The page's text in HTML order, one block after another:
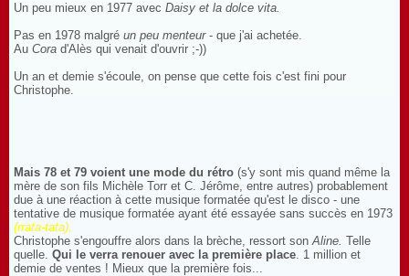
Un peu mieux en 1977 avec Daisy et la dolce vita.
Pas en 1978 malgré un peu menteur- que j'ai achetée.
Au Cora d'Alès qui venait d'ouvrir ;-))
Un an et demie s'écoule, on pense que cette fois c'est fini pour
Christophe.
Mais 78 et 79 voient une mode du rétro (s'y sont mis quand même la
mère de son fils Michèle Torr et C. Jérôme, entre autres) probablement
due à une réaction à cette musique formatée qu'est le disco - une
tentative de musique formatée ayant été essayée sans succès en 1973
(rrata-tata).
Christophe s'engouffre alors dans la brèche, ressort sonAline. Telle
quelle. Qui le verra renouer avec la première place. 1 million et
demie de ventes ! Mieux que la première fois...